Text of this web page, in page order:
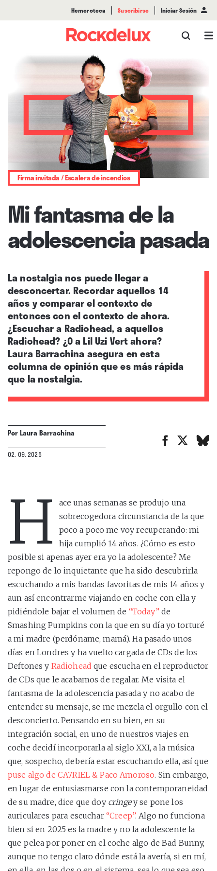
Hemeroteca Suscribirse Iniciar Sesión
Firma invitada / Escalera de incendios
Mi fantasma de la
adolescencia pasada
La nostalgia nos puede llegar a
desconcertar. Recordar aquellos 14
años y comparar el contexto de
entonces con el contexto de ahora.
¿Escuchar a Radiohead, a aquellos
Radiohead? ¿O a Lil Uzi Vert ahora?
Laura Barrachina asegura en esta
columna de opinión que es más rápida
que la nostalgia.
PorLaura Barrachina
02. 09. 2025
H
ace unas semanas se produjo una
sobrecogedora circunstancia de la que
poco a poco me voy recuperando: mi
hija cumplió 14 años. ¿Cómo es esto
posible si apenas ayer era yo la adolescente? Me
repongo de lo inquietante que ha sido descubrirla
escuchando a mis bandas favoritas de mis 14 años y
aun así encontrarme viajando en coche con ella y
pidiéndole bajar el volumen de “Today”de
Smashing Pumpkins con la que en su día yo torturé
a mi madre (perdóname, mamá). Ha pasado unos
días en Londres y ha vuelto cargada de CDs de los
Deftones y Radiohead que escucha en el reproductor
de CDs que le acabamos de regalar. Me visita el
fantasma de la adolescencia pasada y no acabo de
entender su mensaje, se me mezcla el orgullo con el
desconcierto. Pensando en su bien, en su
integración social, en uno de nuestros viajes en
coche decidí incorporarla al siglo XXI, a la música
que, sospecho, debería estar escuchando ella, así que
puse algo de CA7RIEL & Paco Amoroso. Sin embargo,
en lugar de entusiasmarse con la contemporaneidad
de su madre, dice que doy cringey se pone los
auriculares para escuchar “Creep”. Algo no funciona
bien si en 2025 es la madre y no la adolescente la
que pelea por poner en el coche algo de Bad Bunny,
aunque no tengo claro dónde está la avería, si en mí,